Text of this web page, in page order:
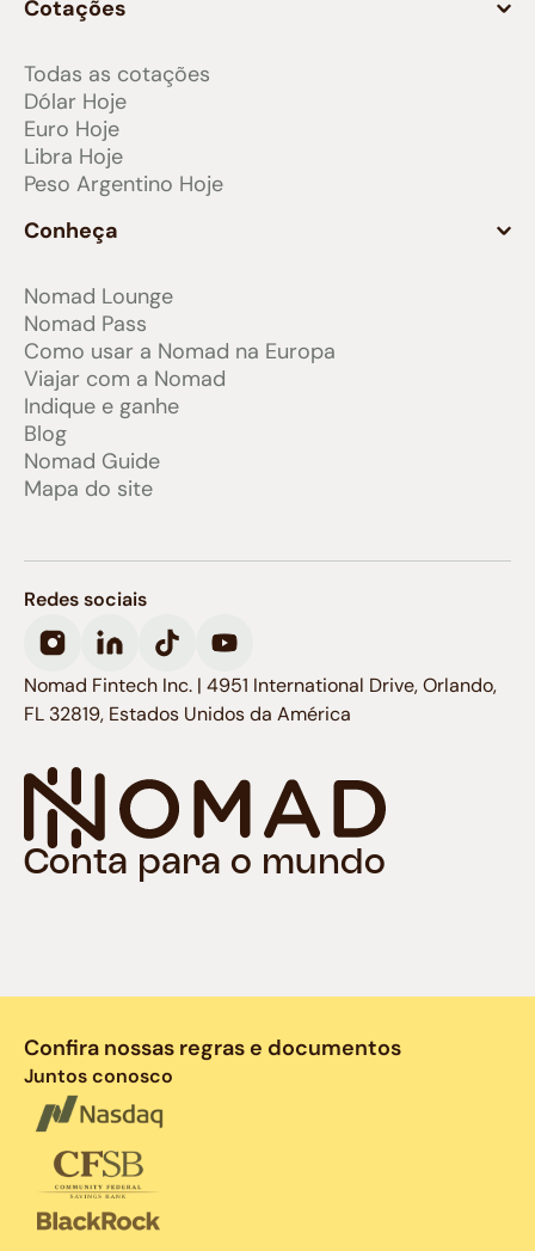
Cotações
Todas as cotações
Dólar Hoje
Euro Hoje
Libra Hoje
Peso Argentino Hoje
Conheça
Nomad Lounge
Nomad Pass
Como usar a Nomad na Europa
Viajar com a Nomad
Indique e ganhe
Blog
Nomad Guide
Mapa do site
Conta para o mundo
Redes sociais
Nomad Fintech Inc. | 4951 International Drive, Orlando,
FL 32819, Estados Unidos da América
Confira nossas regras e documentos
Juntos conosco